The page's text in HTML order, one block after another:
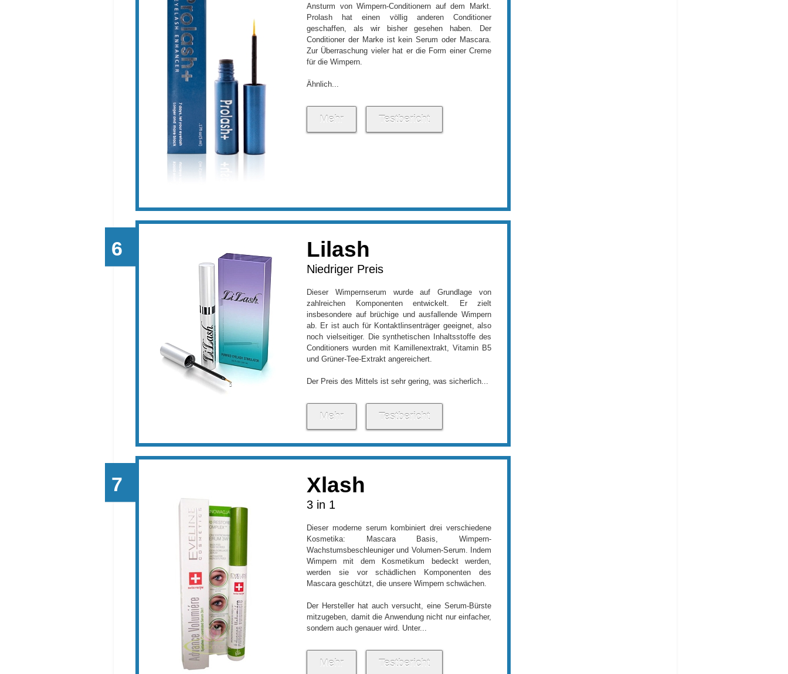
Ansturm von Wimpern-Conditionern auf dem Markt.
Prolash hat einen völlig anderen Conditioner
geschaffen, als wir bisher gesehen haben. Der
Conditioner der Marke ist kein Serum oder Mascara.
Zur Überraschung vieler hat er die Form einer Creme
für die Wimpern.
Ähnlich...
Mehr Testbericht
Lilash
Niedriger Preis
Dieser Wimpernserum wurde auf Grundlage von
zahlreichen Komponenten entwickelt. Er zielt
insbesondere auf brüchige und ausfallende Wimpern
ab. Er ist auch für Kontaktlinsenträger geeignet, also
noch vielseitiger. Die synthetischen Inhaltsstoffe des
Conditioners wurden mit Kamillenextrakt, Vitamin B5
und Grüner-Tee-Extrakt angereichert.
Der Preis des Mittels ist sehr gering, was sicherlich...
Mehr Testbericht
Xlash
3 in 1
Dieser moderne serum kombiniert drei verschiedene
Kosmetika: Mascara Basis, Wimpern-
Wachstumsbeschleuniger und Volumen-Serum. Indem
Wimpern mit dem Kosmetikum bedeckt werden,
werden sie vor schädlichen Komponenten des
Mascara geschützt, die unsere Wimpern schwächen.
Der Hersteller hat auch versucht, eine Serum-Bürste
mitzugeben, damit die Anwendung nicht nur einfacher,
sondern auch genauer wird. Unter...
Mehr Testbericht